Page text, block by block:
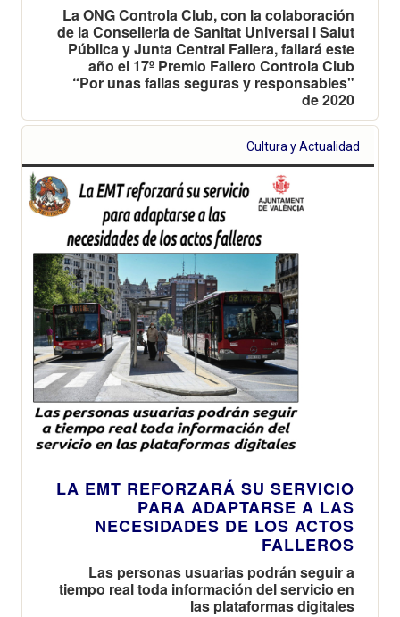
La ONG Controla Club, con la colaboración
de la Conselleria de Sanitat Universal i Salut
Pública y Junta Central Fallera, fallará este
año el 17º Premio Fallero Controla Club
“Por unas fallas seguras y responsables"
de 2020
Cultura y Actualidad
LA EMT REFORZARÁ SU SERVICIO
PARA ADAPTARSE A LAS
NECESIDADES DE LOS ACTOS
FALLEROS
Las personas usuarias podrán seguir a
tiempo real toda información del servicio en
las plataformas digitales